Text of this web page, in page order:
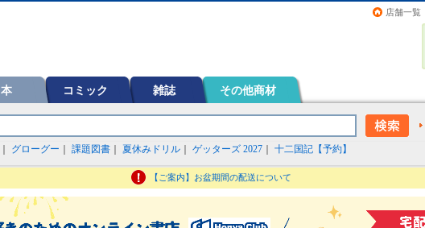
店舗一覧
本 コミック 雑誌 その他商材
グローグー 課題図書 夏休みドリル ゲッターズ 2027 十二国記【予約】
【ご案内】お盆期間の配送について